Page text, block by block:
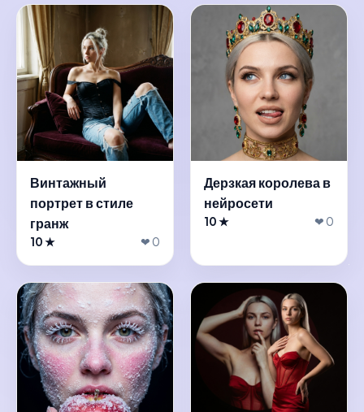
Винтажный
портрет в стиле
гранж
10 ★ ❤ 0
Дерзкая королева в
нейросети
10 ★ ❤ 0